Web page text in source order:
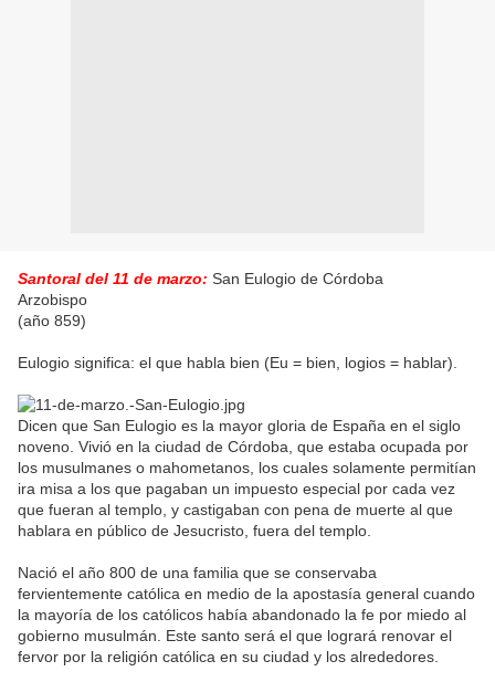
Santoral del 11 de marzo: San Eulogio de Córdoba
Arzobispo
(año 859)
Eulogio significa: el que habla bien (Eu = bien, logios = hablar).
Dicen que San Eulogio es la mayor gloria de España en el siglo
noveno. Vivió en la ciudad de Córdoba, que estaba ocupada por
los musulmanes o mahometanos, los cuales solamente permitían
ira misa a los que pagaban un impuesto especial por cada vez
que fueran al templo, y castigaban con pena de muerte al que
hablara en público de Jesucristo, fuera del templo.
Nació el año 800 de una familia que se conservaba
fervientemente católica en medio de la apostasía general cuando
la mayoría de los católicos había abandonado la fe por miedo al
gobierno musulmán. Este santo será el que logrará renovar el
fervor por la religión católica en su ciudad y los alrededores.